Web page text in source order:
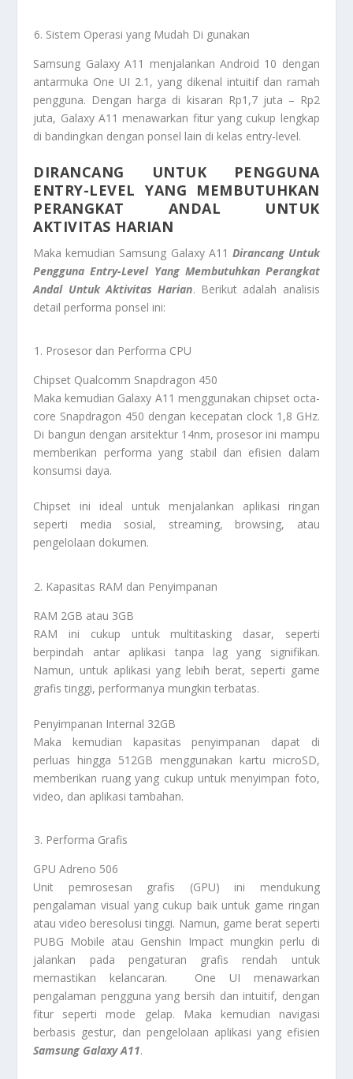
Sistem Operasi yang Mudah Di gunakan
Samsung Galaxy A11 menjalankan Android 10 dengan
antarmuka One UI 2.1, yang dikenal intuitif dan ramah
pengguna. Dengan harga di kisaran Rp1,7 juta – Rp2
juta, Galaxy A11 menawarkan fitur yang cukup lengkap
di bandingkan dengan ponsel lain di kelas entry-level.
DIRANCANG UNTUK PENGGUNA
ENTRY-LEVEL YANG MEMBUTUHKAN
PERANGKAT ANDAL UNTUK
AKTIVITAS HARIAN
Maka kemudian Samsung Galaxy A11 Dirancang Untuk
Pengguna Entry-Level Yang Membutuhkan Perangkat
Andal Untuk Aktivitas Harian. Berikut adalah analisis
detail performa ponsel ini:
Prosesor dan Performa CPU
Chipset Qualcomm Snapdragon 450
Maka kemudian Galaxy A11 menggunakan chipset octa-
core Snapdragon 450 dengan kecepatan clock 1,8 GHz.
Di bangun dengan arsitektur 14nm, prosesor ini mampu
memberikan performa yang stabil dan efisien dalam
konsumsi daya.
Chipset ini ideal untuk menjalankan aplikasi ringan
seperti media sosial, streaming, browsing, atau
pengelolaan dokumen.
Kapasitas RAM dan Penyimpanan
RAM 2GB atau 3GB
RAM ini cukup untuk multitasking dasar, seperti
berpindah antar aplikasi tanpa lag yang signifikan.
Namun, untuk aplikasi yang lebih berat, seperti game
grafis tinggi, performanya mungkin terbatas.
Penyimpanan Internal 32GB
Maka kemudian kapasitas penyimpanan dapat di
perluas hingga 512GB menggunakan kartu microSD,
memberikan ruang yang cukup untuk menyimpan foto,
video, dan aplikasi tambahan.
Performa Grafis
GPU Adreno 506
Unit pemrosesan grafis (GPU) ini mendukung
pengalaman visual yang cukup baik untuk game ringan
atau video beresolusi tinggi. Namun, game berat seperti
PUBG Mobile atau Genshin Impact mungkin perlu di
jalankan pada pengaturan grafis rendah untuk
memastikan kelancaran. One UI menawarkan
pengalaman pengguna yang bersih dan intuitif, dengan
fitur seperti mode gelap. Maka kemudian navigasi
berbasis gestur, dan pengelolaan aplikasi yang efisien
Samsung Galaxy A11.